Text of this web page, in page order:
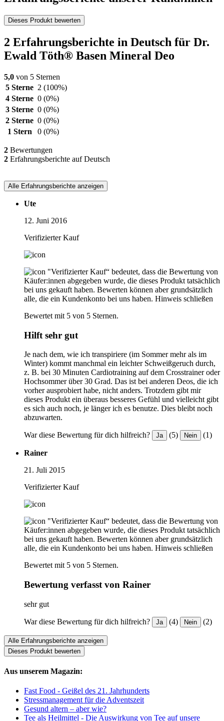
Dieses Produkt bewerten
2 Erfahrungsberichte in Deutsch für Dr.
Ewald Töth® Basen Mineral Deo
5,0 von 5 Sternen
5 Sterne 2 (100%)
4 Sterne 0 (0%)
3 Sterne 0 (0%)
2 Sterne 0 (0%)
1 Stern
0 (0%)
2 Bewertungen
2 Erfahrungsberichte auf Deutsch
Alle Erfahrungsberichte anzeigen
Ute
12. Juni 2016
Verifizierter Kauf
"Verifizierter Kauf“ bedeutet, dass die Bewertung von
Käufer:innen abgegeben wurde, die dieses Produkt tatsächlich
bei uns gekauft haben. Bewerten können aber grundsätzlich
alle, die ein Kundenkonto bei uns haben. Hinweis schließen
Bewertet mit 5 von 5 Sternen.
Hilft sehr gut
Je nach dem, wie ich transpiriere (im Sommer mehr als im
Winter) kommt manchmal ein leichter Schweißgeruch durch,
z. B. bei 30 Minuten Cardiotraining auf dem Crosstrainer oder
Hochsommer über 30 Grad. Das ist bei anderen Deos, die ich
vorher ausprobiert habe, nicht anders. Trotzdem gibt mir
dieses Produkt ein überaus besseres Gefühl und vielleicht gibt
es sich auch noch, je länger ich es benutze. Dies bleibt noch
abzuwarten.
War diese Bewertung für dich hilfreich? Ja (5) Nein (1)
Rainer
21. Juli 2015
Verifizierter Kauf
"Verifizierter Kauf“ bedeutet, dass die Bewertung von
Käufer:innen abgegeben wurde, die dieses Produkt tatsächlich
bei uns gekauft haben. Bewerten können aber grundsätzlich
alle, die ein Kundenkonto bei uns haben. Hinweis schließen
Bewertet mit 5 von 5 Sternen.
Bewertung verfasst von Rainer
sehr gut
War diese Bewertung für dich hilfreich? Ja (4) Nein (2)
Alle Erfahrungsberichte anzeigen
Dieses Produkt bewerten
Aus unserem Magazin:
Fast Food - Geißel des 21. Jahrhunderts
Stressmanagement für die Adventszeit
Gesund altern – aber wie?
Tee als Heilmittel - Die Auswirkung von Tee auf unsere